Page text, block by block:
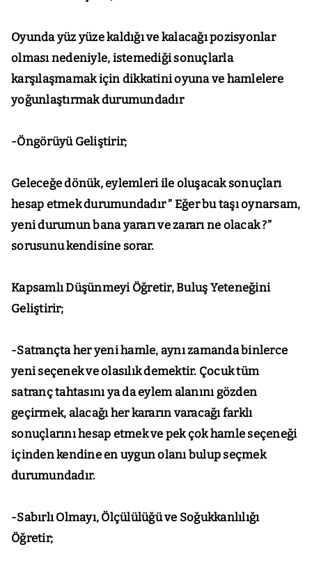
Oyunda yüz yüze kaldığı ve kalacağı pozisyonlar
olması nedeniyle, istemediği sonuçlarla
karşılaşmamak için dikkatini oyuna ve hamlelere
yoğunlaştırmak durumundadır
-Öngörüyü Geliştirir;
Geleceğe dönük, eylemleri ile oluşacak sonuçları
hesap etmek durumundadır ” Eğer bu taşı oynarsam,
yeni durumun bana yararı ve zararı ne olacak ?”
sorusunu kendisine sorar.
Kapsamlı Düşünmeyi Öğretir, Buluş Yeteneğini
Geliştirir;
-Satrançta her yeni hamle, aynı zamanda binlerce
yeni seçenek ve olasılık demektir. Çocuk tüm
satranç tahtasını ya da eylem alanını gözden
geçirmek, alacağı her kararın varacağı farklı
sonuçlarını hesap etmek ve pek çok hamle seçeneği
içinden kendine en uygun olanı bulup seçmek
durumundadır.
-Sabırlı Olmayı, Ölçülülüğü ve Soğukkanlılığı
Öğretir;